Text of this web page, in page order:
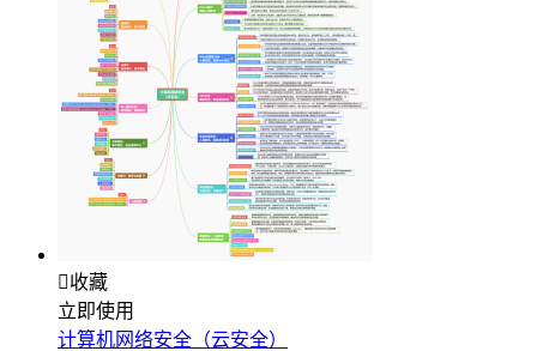
收藏
立即使用
计算机网络安全（云安全）